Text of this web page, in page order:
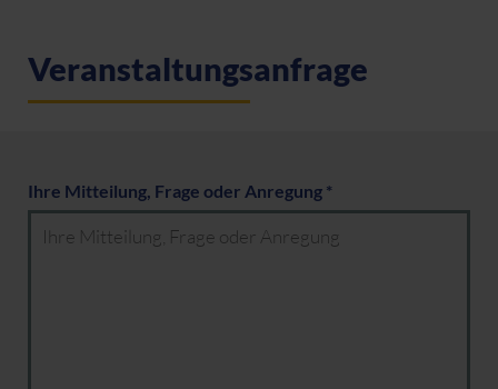
Veranstaltungsanfrage
Ihre Mitteilung, Frage oder Anregung *